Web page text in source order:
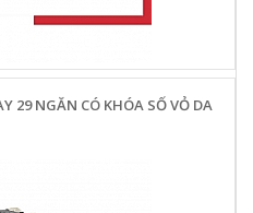
29 NGĂN CÓ KHÓA SỐ VỎ DA